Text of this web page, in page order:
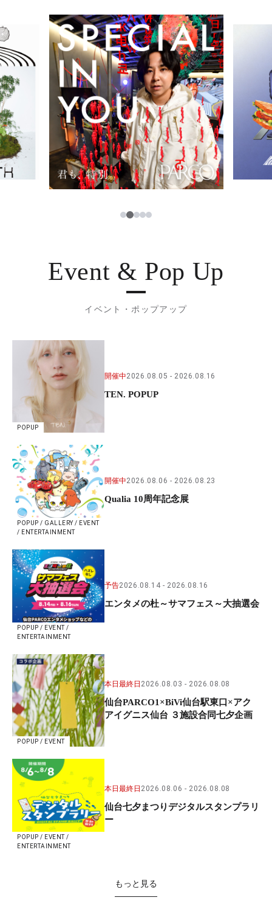
ニュース
レストラン・カフェ
TAX FREE
PARCOメンバーズ
한국어
ภาษาไทย
1234
Event & Pop Up
イベント・ポップアップ
POPUP
開催中2026.08.05 2026.08.16
TEN. POPUP
POPUP / GALLERY / EVENT
/ ENTERTAINMENT
開催中2026.08.06 2026.08.23
Qualia 10周年記念展
POPUP / EVENT /
ENTERTAINMENT
予告2026.08.14 2026.08.16
エンタメの杜～サマフェス～大抽選会
POPUP / EVENT
本日最終日 2026.08.03 2026.08.08
仙台PARCO1×BiVi仙台駅東口×アク
アイグニス仙台 ３施設合同七夕企画
POPUP / EVENT /
ENTERTAINMENT
本日最終日 2026.08.06 2026.08.08
仙台七夕まつりデジタルスタンプラリ
ー
もっと見る